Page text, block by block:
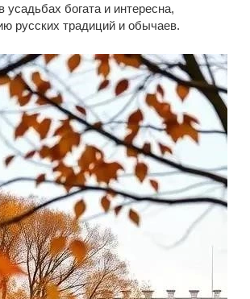
усадьбах богата и интересна,
русских традиций и обычаев.